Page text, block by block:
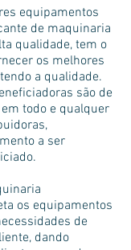
equipamentos
de maquinaria
qualidade, tem o
os melhores
a qualidade.
são de
todo e qualquer
a ser
os equipamentos
de
dando